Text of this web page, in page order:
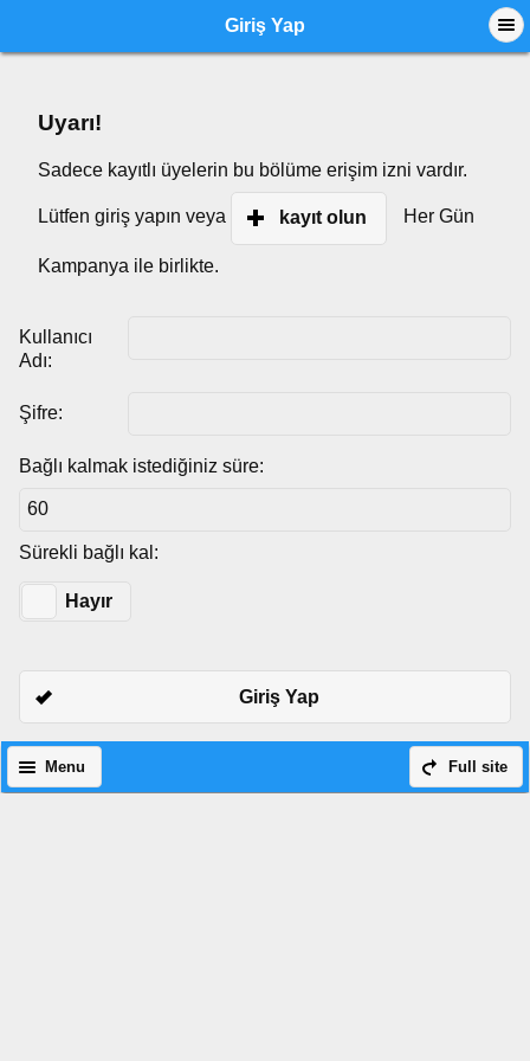
Giriş Yap
Uyarı!
Sadece kayıtlı üyelerin bu bölüme erişim izni vardır.
Lütfen giriş yapın veya kayıt olun Her Gün
Kampanya ile birlikte.
Kullanıcı
Adı:
Şifre:
Bağlı kalmak istediğiniz süre:
Sürekli bağlı kal:
Hayır
Giriş Yap
Full site
Menu